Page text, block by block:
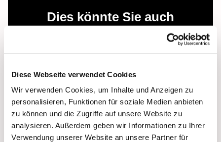
Diese Webseite verwendet Cookies
Wir verwenden Cookies, um Inhalte und Anzeigen zu
personalisieren, Funktionen für soziale Medien anbieten
zu können und die Zugriffe auf unsere Website zu
analysieren. Außerdem geben wir Informationen zu Ihrer
Verwendung unserer Website an unsere Partner für
Dies könnte Sie auch
interessieren